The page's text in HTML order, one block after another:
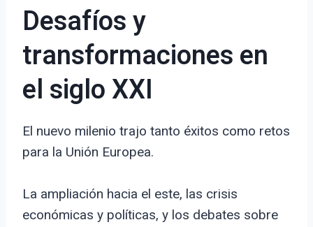
Desafíos y
transformaciones en
el siglo XXI
El nuevo milenio trajo tanto éxitos como retos
para la Unión Europea.
La ampliación hacia el este, las crisis
económicas y políticas, y los debates sobre